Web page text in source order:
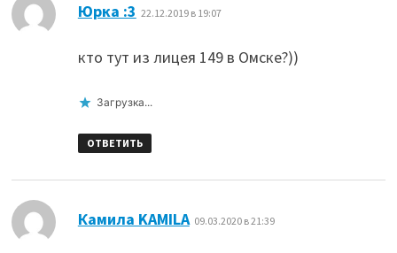
Юрка :3 22.12.2019 в 19:07
кто тут из лицея 149 в Омске?))
Загрузка...
ОТВЕТИТЬ
Камила KAMILA 09.03.2020 в 21:39